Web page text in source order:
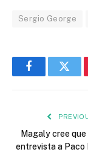
Sergio George
Facebook
Magaly cree
entrevista a Paco